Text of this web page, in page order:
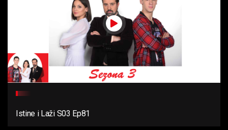
Istine i Laži S03 Ep81